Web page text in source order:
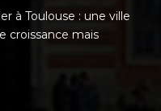
à Toulouse : une ville
croissance mais